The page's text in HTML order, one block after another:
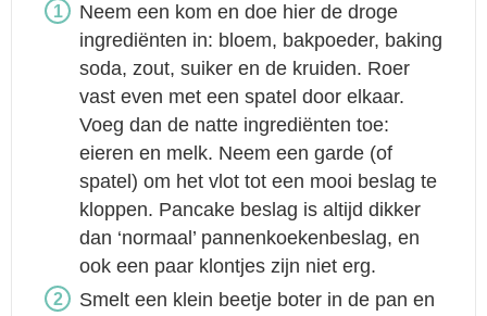
Neem een kom en doe hier de droge
ingrediënten in: bloem, bakpoeder, baking
soda, zout, suiker en de kruiden. Roer
vast even met een spatel door elkaar.
Voeg dan de natte ingrediënten toe:
eieren en melk. Neem een garde (of
spatel) om het vlot tot een mooi beslag te
kloppen. Pancake beslag is altijd dikker
dan ‘normaal’ pannenkoekenbeslag, en
ook een paar klontjes zijn niet erg.
Smelt een klein beetje boter in de pan en